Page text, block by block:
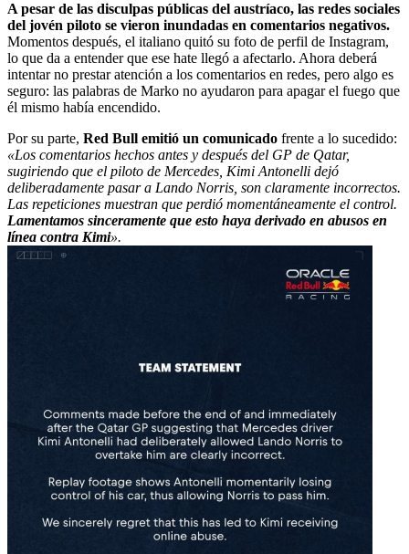
A pesar de las disculpas públicas del austríaco, las redes sociales
del jovén piloto se vieron inundadas en comentarios negativos.
Momentos después, el italiano quitó su foto de perfil de Instagram,
lo que da a entender que ese hate llegó a afectarlo. Ahora deberá
intentar no prestar atención a los comentarios en redes, pero algo es
seguro: las palabras de Marko no ayudaron para apagar el fuego que
él mismo había encendido.
Por su parte, Red Bull emitió un comunicado frente a lo sucedido:
«Los comentarios hechos antes y después del GP de Qatar,
sugiriendo que el piloto de Mercedes, Kimi Antonelli dejó
deliberadamente pasar a Lando Norris, son claramente incorrectos.
Las repeticiones muestran que perdió momentáneamente el control.
Lamentamos sinceramente que esto haya derivado en abusos en
línea contra Kimi».